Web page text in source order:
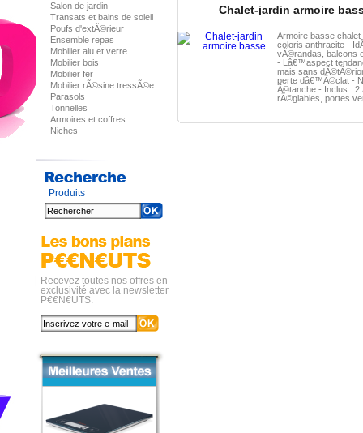
Salon de jardin
Transats et bains de soleil
Poufs d'extÃ©rieur
Ensemble repas
Mobilier alu et verre
Mobilier bois
Mobilier fer
Mobilier rÃ©sine tressÃ©e
Parasols
Tonnelles
Armoires et coffres
Niches
Produits
Recevez toutes nos offres en
exclusivité avec la newsletter
P€€N€UTS.
Chalet-jardin armoire
Armoire basse
coloris anthracite -
vÃ©randas, balcons
- Lâ€™aspect
mais sans
perte dâ€™Ã©clat -
Ã©tanche - Inclus : 2
rÃ©glables, portes